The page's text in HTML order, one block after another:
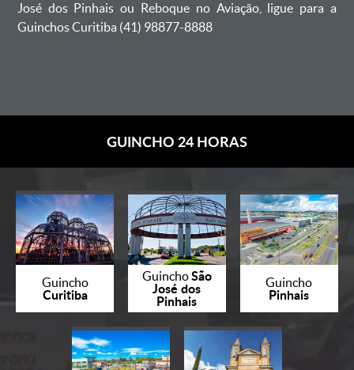
José dos Pinhais ou Reboque no Aviação, ligue para a
Guinchos Curitiba (41) 98877-8888
GUINCHO 24 HORAS
Guincho
Curitiba
GuinchoSão
José dos
Pinhais
Guincho
Pinhais